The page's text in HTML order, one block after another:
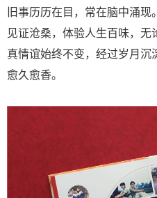
旧事历历在目，常在脑中涌现
见证沧桑，体验人生百味，
真情谊始终不变，经过岁月沉
愈久愈香。